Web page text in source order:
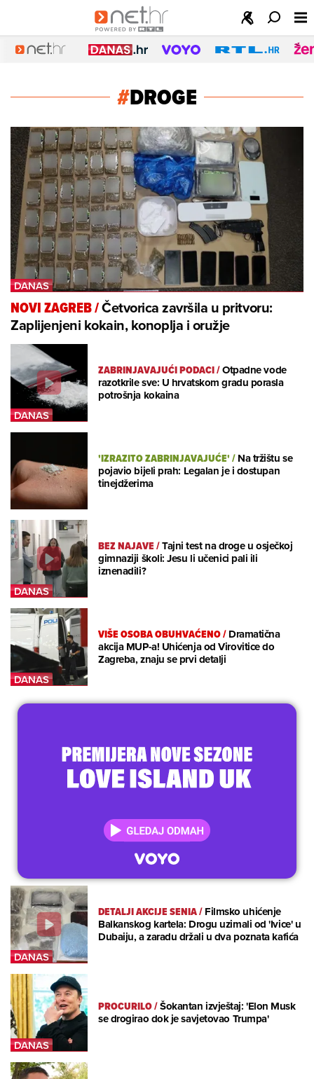
#DROGE
NOVI ZAGREB/Četvorica završila u pritvoru:
Zaplijenjeni kokain, konoplja i oružje
ZABRINJAVAJUĆI PODACI/Otpadne vode
razotkrile sve: U hrvatskom gradu porasla
potrošnja kokaina
'IZRAZITO ZABRINJAVAJUĆE'/Na tržištu se
pojavio bijeli prah: Legalan je i dostupan
tinejdžerima
BEZ NAJAVE/Tajni test na droge u osječkoj
gimnaziji školi: Jesu li učenici pali ili
iznenadili?
VIŠE OSOBA OBUHVAĆENO/Dramatična
akcija MUP-a! Uhićenja od Virovitice do
Zagreba, znaju se prvi detalji
DETALJI AKCIJE SENIA/Filmsko uhićenje
Balkanskog kartela: Drogu uzimali od 'Ivice' u
Dubaiju, a zaradu držali u dva poznata kafića
PROCURILO/Šokantan izvještaj: 'Elon Musk
se drogirao dok je savjetovao Trumpa'